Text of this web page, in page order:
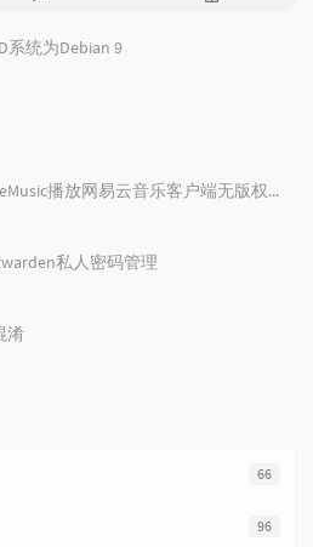
t
e
m
n
t
系统为Debian 9
使用UnblockNeteaseMusic播放网易云音乐客户端无版权歌曲
私人密码管理
淆
66
96